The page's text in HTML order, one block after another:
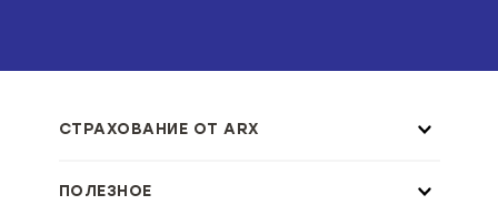
СТРАХОВАНИЕ ОТ ARX
ПОЛЕЗНОЕ